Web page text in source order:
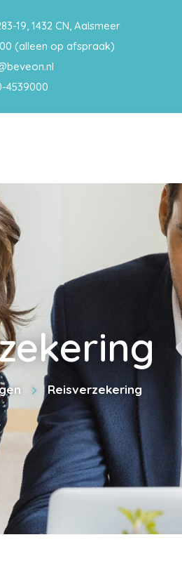
19, 1432 CN, Aalsmeer
(alleen op afspraak)
4539000
Reisverzekering